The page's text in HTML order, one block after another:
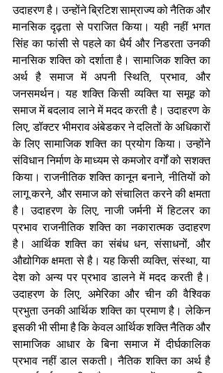
उदाहरण है। उन्होंने ब्रिटिश साम्राज्य को नैतिक और
मानसिक दृढ़ता से पराजित किया। यही नहीं भगत
सिंह का फांसी से पहले का धैर्य और निडरता उनकी
मानसिक शक्ति को दर्शाता है। सामाजिक शक्ति का
अर्थ है समाज में अपनी स्थिति, प्रभाव, और
जनसमर्थन। यह शक्ति किसी व्यक्ति या समूह को
समाज में बदलाव लाने में मदद करती है। उदाहरण के
लिए, डॉक्टर भीमराव अंबेडकर ने दलितों के अधिकारों
के लिए सामाजिक शक्ति का प्रयोग किया। उन्होंने
संविधान निर्माण के माध्यम से कमजोर वर्गों को सशक्त
किया। राजनीतिक शक्ति कानून बनाने, नीतियों को
लागू करने, और समाज को संचालित करने की क्षमता
है। उदाहरण के लिए, नाजी जर्मनी में हिटलर का
प्रभाव राजनीतिक शक्ति का नकारात्मक उदाहरण
है। आर्थिक शक्ति का संबंध धन, संसाधनों, और
औद्योगिक क्षमता से है। यह किसी व्यक्ति, संस्था, या
देश को अन्य पर प्रभाव डालने में मदद करती है।
उदाहरण के लिए, अमेरिका और चीन की वैश्विक
प्रभुता उनकी आर्थिक शक्ति का प्रमाण है। लेकिन
इसकी भी सीमा है कि केवल आर्थिक शक्ति नैतिक और
सामाजिक आधार के बिना समाज में दीर्घकालिक
प्रभाव नहीं डाल सकती। नैतिक शक्ति का अर्थ है